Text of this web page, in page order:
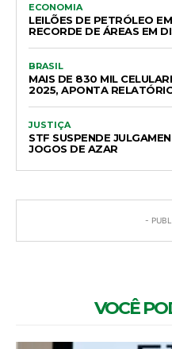
ECONOMIA
LEILÕES DE PETRÓLEO
RECORDE DE ÁREAS EM
BRASIL
MAIS DE 830 MIL
2025, APONTA
JUSTIÇA
STF SUSPENDE
JOGOS DE AZAR
-
VOCÊ